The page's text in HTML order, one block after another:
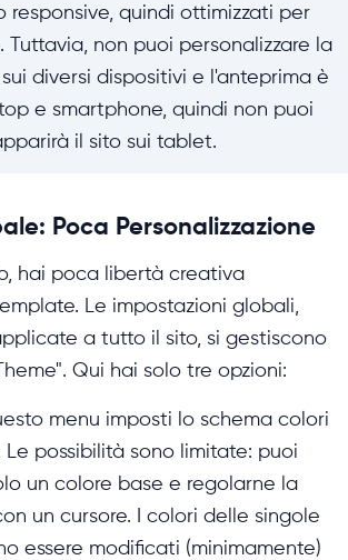
responsive, quindi ottimizzati per
Tuttavia, non puoi personalizzare la
diversi dispositivi e l'anteprima è
e smartphone, quindi non puoi
il sito sui tablet.
Poca Personalizzazione
hai poca libertà creativa
Le impostazioni globali,
a tutto il sito, si gestiscono
Qui hai solo tre opzioni:
menu imposti lo schema colori
possibilità sono limitate: puoi
un colore base e regolarne la
un cursore. I colori delle singole
essere modificati (minimamente)